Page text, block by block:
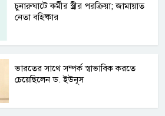
চুনারুঘাটে কর্মীর স্ত্রীর পরক্রিয়া; জামায়াত
নেতা বহিষ্কার
ভারতের সাথে সম্পর্ক স্বাভাবিক করতে
চেয়েছিলেন ড. ইউনূস